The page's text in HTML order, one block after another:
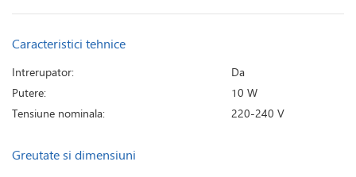
Caracteristici tehnice
Intrerupator:
Da
Putere:
10 W
Tensiune nominala:
220-240 V
Greutate si dimensiuni